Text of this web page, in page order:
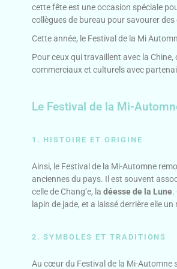
cette fête est une occasion spéciale
collègues de bureau pour savourer
Cette année, le Festival de la Mi
Pour ceux qui travaillent avec la
commerciaux et culturels avec
Le Festival de la Mi-
1. HISTOIRE ET ORIGINE
Ainsi, le Festival de la Mi-Automne
anciennes du pays. Il est souvent
celle de Chang’e, la déesse de la Lune.
lapin de jade, et a laissé derrière elle
2. SYMBOLES ET TRADITIONS
Au cœur du Festival de la Mi-Automne